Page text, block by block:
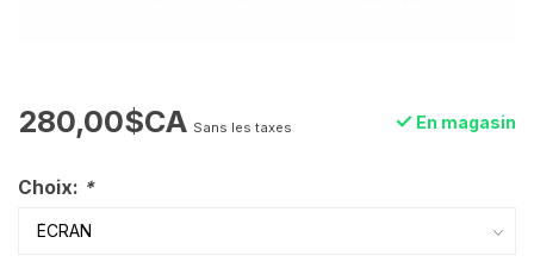
280,00$CA Sans les taxes En magasin
Choix: *